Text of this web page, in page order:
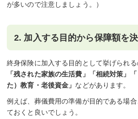
が多いので注意しましょう。）
2. 加入する目的から保障額を
終身保険に加入する目的として挙げられる
「残された家族の生活費」「相続対策」
た）教育・老後資金」 などがあります。
例えば、葬儀費用の準備が目的である場
ておくと良いでしょう。